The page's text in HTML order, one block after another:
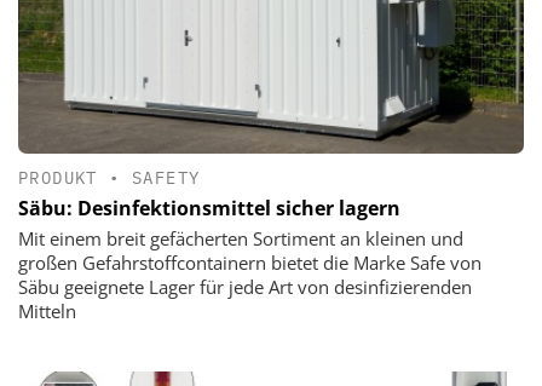
PRODUKT • SAFETY
Säbu: Desinfektionsmittel sicher lagern
Mit einem breit gefächerten Sortiment an kleinen und
großen Gefahrstoffcontainern bietet die Marke Safe von
Säbu geeignete Lager für jede Art von desinfizierenden
Mitteln